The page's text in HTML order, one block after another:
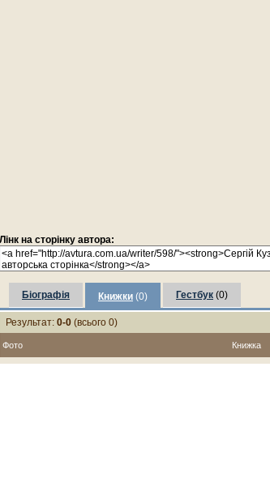
Лінк на сторінку автора:
Біографія Книжки (0) Гестбук (0)
Результат: 0-0 (всього 0)
Фото Книжка